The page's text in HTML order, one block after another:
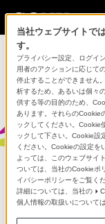
モバイルモー
専用アプ
当社ウェブサイトで
す。
プライバシー設定、ログイ
用者のアクションに応じて
停止することができません
析するため、あるいは個々
供する等の目的のため、
あります。それらのCookie
ックしてください。Cookie
ックして下さい。Cookie設
ください。Cookieの設定を
よっては、このウェブサイ
ついては、当社のCookieポ
イバシーポリシーをご覧くだ
詳細については、当社の
個人情報の取扱いについて